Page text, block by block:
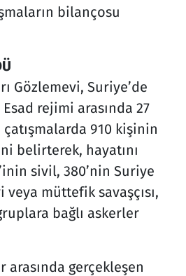
bilançosu
Gözlemevi, Suriye’de
rejimi arasında 27
çatışmalarda 910 kişinin
belirterek, hayatını
sivil, 380’nin Suriye
müttefik savaşçısı,
bağlı askerler
gerçekleşen